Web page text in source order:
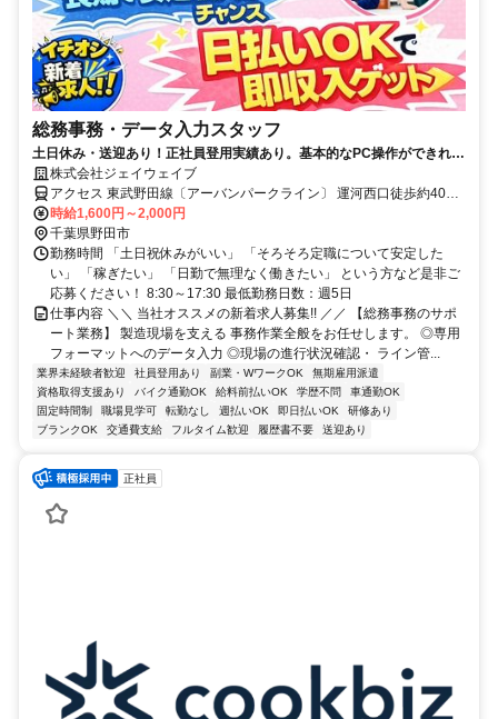
総務事務・データ入力スタッフ
土日休み・送迎あり！正社員登用実績あり。基本的なPC操作ができれば
OKの事務サポート♪
株式会社ジェイウェイブ
アクセス 東武野田線〔アーバンパークライン〕 運河西口徒歩約40
分、つくばエクスプレス 柏たなか出入口1徒歩約49分、東武野田線
〔アーバンパークライン〕 梅郷東口徒歩約50分 梅郷駅から車で5分
時給1,600円～2,000円
千葉県野田市
勤務時間 「土日祝休みがいい」 「そろそろ定職について安定した
い」 「稼ぎたい」 「日勤で無理なく働きたい」 という方など是非ご
応募ください！ 8:30～17:30 最低勤務日数：週5日
仕事内容 ＼＼ 当社オススメの新着求人募集!! ／／ 【総務事務のサポ
ート業務】 製造現場を支える 事務作業全般をお任せします。 ◎専用
フォーマットへのデータ入力 ◎現場の進行状況確認・ ライン管...
業界未経験者歓迎 社員登用あり 副業・WワークOK
無期雇用派遣
資格取得支援あり
バイク通勤OK 給料前払いOK 学歴不問
車通勤OK
固定時間制
職場見学可 転勤なし 週払いOK 即日払いOK
研修あり
ブランクOK
交通費支給 フルタイム歓迎 履歴書不要 送迎あり
正社員